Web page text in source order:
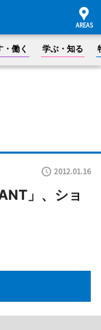
・働く 学ぶ・知る
2012.01.16
」、ショ